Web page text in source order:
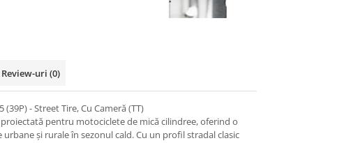
Review-uri (0)
- Street Tire, Cu Cameră (TT)
proiectată pentru motociclete de mică cilindree, oferind o
și rurale în sezonul cald. Cu un profil stradal clasic